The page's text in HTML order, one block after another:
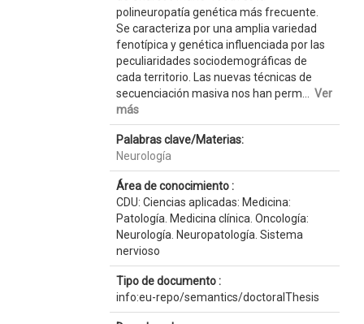
polineuropatía genética más frecuente.
Se caracteriza por una amplia variedad
fenotípica y genética influenciada por las
peculiaridades sociodemográficas de
cada territorio. Las nuevas técnicas de
secuenciación masiva nos han perm... Ver
más
Palabras clave/Materias:
Neurología
Área de conocimiento :
CDU: Ciencias aplicadas: Medicina:
Patología. Medicina clínica. Oncología:
Neurología. Neuropatología. Sistema
nervioso
Tipo de documento :
info:eu-repo/semantics/doctoralThesis